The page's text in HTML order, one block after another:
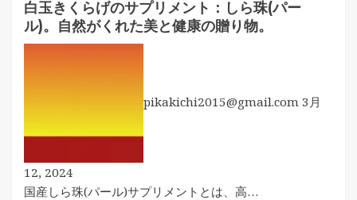
白玉きくらげのサプリメント：しら珠(パー
ル)。自然がくれた美と健康の贈り物。
pikakichi2015@gmail.com 3月
12, 2024
国産しら珠(パール)サプリメントとは、高…